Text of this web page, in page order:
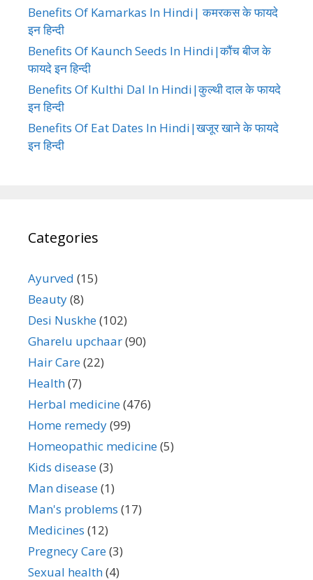
Benefits Of Kamarkas In Hindi| कमरकस के फायदे
इन हिन्दी
Benefits Of Kaunch Seeds In Hindi|कौंच बीज के
फायदे इन हिन्दी
Benefits Of Kulthi Dal In Hindi|कुल्थी दाल के फायदे
इन हिन्दी
Benefits Of Eat Dates In Hindi|खजूर खाने के फायदे
इन हिन्दी
Categories
Ayurved (15)
Beauty(8)
Desi Nuskhe(102)
Gharelu upchaar(90)
Hair Care(22)
Health(7)
Herbal medicine(476)
Home remedy(99)
Homeopathic medicine(5)
Kids disease(3)
Man disease(1)
Man's problems (17)
Medicines (12)
Pregnecy Care(3)
Sexual health(4)